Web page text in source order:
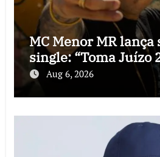
MC Menor MR lança
single: “Toma Juízo
Aug 6, 2026